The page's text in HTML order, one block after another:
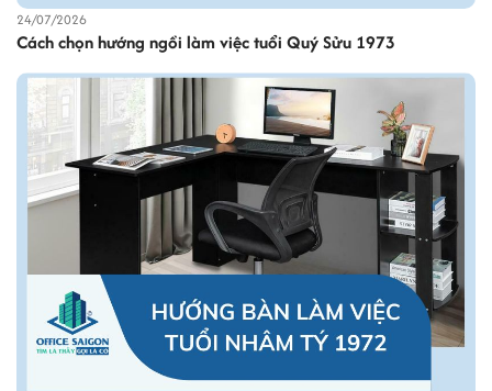
24/07/2026
Cách chọn hướng ngồi làm việc tuổi Quý Sửu 1973